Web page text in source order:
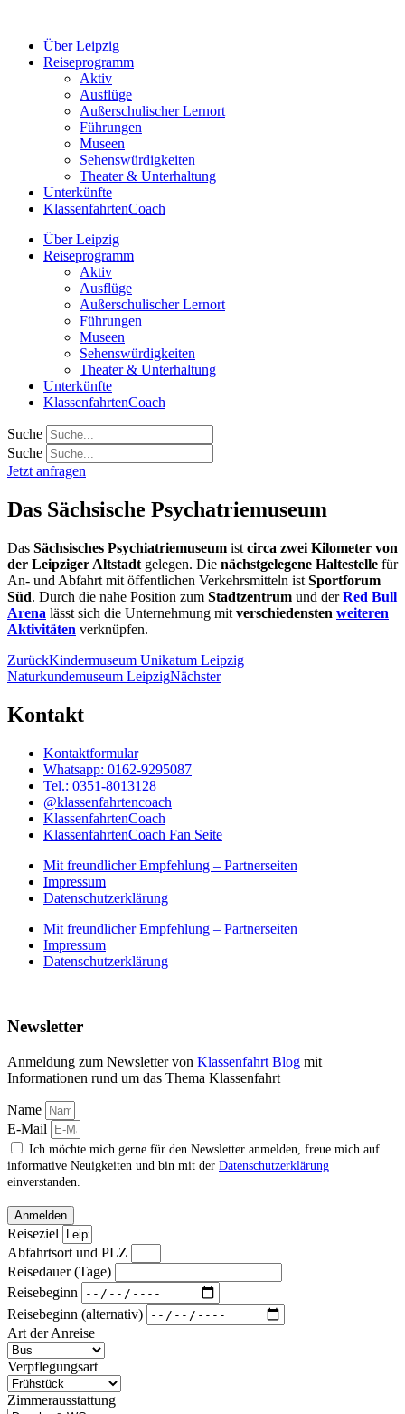
springenÜber Leipzig
Reiseprogramm
Aktiv
Ausflüge
Außerschulischer Lernort
Führungen
Museen
Sehenswürdigkeiten
Theater & Unterhaltung
Unterkünfte
KlassenfahrtenCoach
Über Leipzig
Reiseprogramm
Aktiv
Ausflüge
Außerschulischer Lernort
Führungen
Museen
Sehenswürdigkeiten
Theater & Unterhaltung
Unterkünfte
KlassenfahrtenCoach
Suche
Suche
Jetzt anfragen
Das Sächsische Psychatriemuseum
Das Sächsisches Psychiatriemuseum ist circa zwei Kilometer von
der Leipziger Altstadt gelegen. Die nächstgelegene Haltestelle für
An- und Abfahrt mit öffentlichen Verkehrsmitteln ist Sportforum
Süd. Durch die nahe Position zum Stadtzentrum und derRed Bull
Arena lässt sich die Unternehmung mit verschiedensten weiteren
Aktivitäten verknüpfen.
ZurückKindermuseum Unikatum Leipzig
Naturkundemuseum LeipzigNächster
Kontakt
Kontaktformular
Whatsapp: 0162-9295087
Tel.: 0351-8013128
@klassenfahrtencoach
KlassenfahrtenCoach
KlassenfahrtenCoach Fan Seite
Mit freundlicher Empfehlung – Partnerseiten
Impressum
Datenschutzerklärung
Mit freundlicher Empfehlung – Partnerseiten
Impressum
Datenschutzerklärung
Newsletter
Anmeldung zum Newsletter von Klassenfahrt Blog mit
Informationen rund um das Thema Klassenfahrt
Name
E-Mail
Ich möchte mich gerne für den Newsletter anmelden, freue mich auf
informative Neuigkeiten und bin mit der Datenschutzerklärung
einverstanden.
Anmelden
Reiseziel
Abfahrtsort und PLZ
Reisedauer (Tage)
Reisebeginn
Reisebeginn (alternativ)
Art der Anreise
Verpflegungsart
Zimmerausstattung